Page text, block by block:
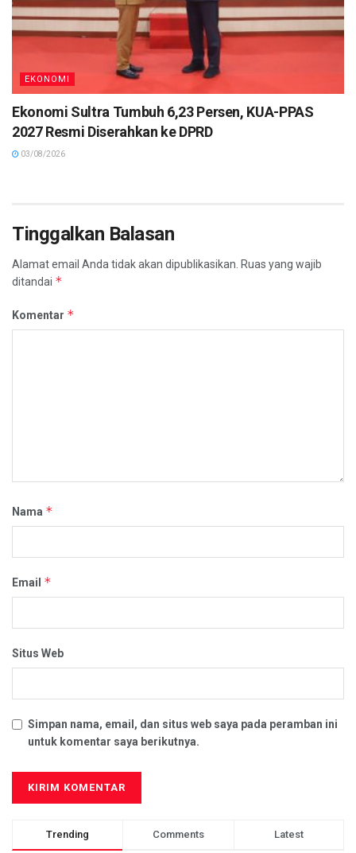
EKONOMI
Ekonomi Sultra Tumbuh 6,23 Persen, KUA-PPAS
2027 Resmi Diserahkan ke DPRD
03/08/2026
Tinggalkan Balasan
Alamat email Anda tidak akan dipublikasikan. Ruas yang wajib
ditandai *
Komentar *
Nama *
Email *
Situs Web
Simpan nama, email, dan situs web saya pada peramban ini
untuk komentar saya berikutnya.
Trending Comments Latest